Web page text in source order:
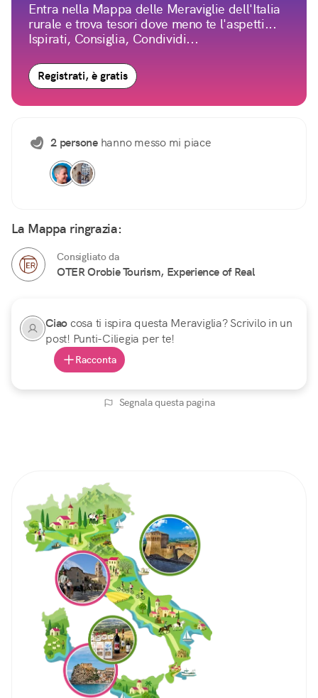
Entra nella Mappa delle Meraviglie dell'Italia
rurale e trova tesori dove meno te l'aspetti...
Ispirati, Consiglia, Condividi...
Registrati, è gratis
2 personehanno messo mi piace
La Mappa ringrazia:
Consigliato da
OTER Orobie Tourism, Experience of Real
Ciaocosa ti ispira questa Meraviglia? Scrivilo in un
post! Punti-Ciliegia per te!
Racconta
Segnala questa pagina